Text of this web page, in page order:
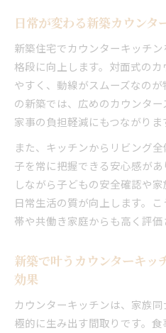
日常が変わる新築カウンタ
新築住宅でカウンターキッチ
格段に向上します。対面式の
やすく、動線がスムーズなの
の新築では、広めのカウンター
家事の負担軽減にもつながりま
また、キッチンからリビング
子を常に把握できる安心感が
しながら子どもの安全確認や
日常生活の質が向上します。
帯や共働き家庭からも高く評価
新築で叶うカウンターキッ
効果
カウンターキッチンは、家族
極的に生み出す間取りです。